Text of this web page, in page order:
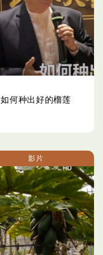
如何种出好的榴莲
影片